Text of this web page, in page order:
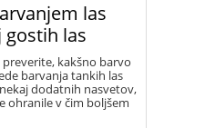
las
gostih las
preverite, kakšno barvo
barvanja tankih las
dodatnih nasvetov,
ohranile v čim boljšem